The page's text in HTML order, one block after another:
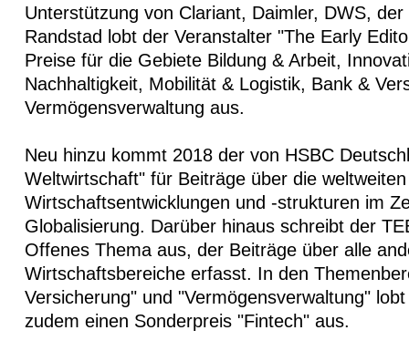
Unterstützung von Clariant, Daimler, DWS,
Randstad lobt der Veranstalter "The Early
Preise für die Gebiete Bildung & Arbeit,
Nachhaltigkeit, Mobilität & Logistik, Bank &
Vermögensverwaltung aus.
Neu hinzu kommt 2018 der von HSBC
Weltwirtschaft" für Beiträge über die weltweiten
Wirtschaftsentwicklungen und -strukturen im
Globalisierung. Darüber hinaus schreibt der
Offenes Thema aus, der Beiträge über alle
Wirtschaftsbereiche erfasst. In den
Versicherung" und "Vermögensverwaltung"
zudem einen Sonderpreis "Fintech" aus.